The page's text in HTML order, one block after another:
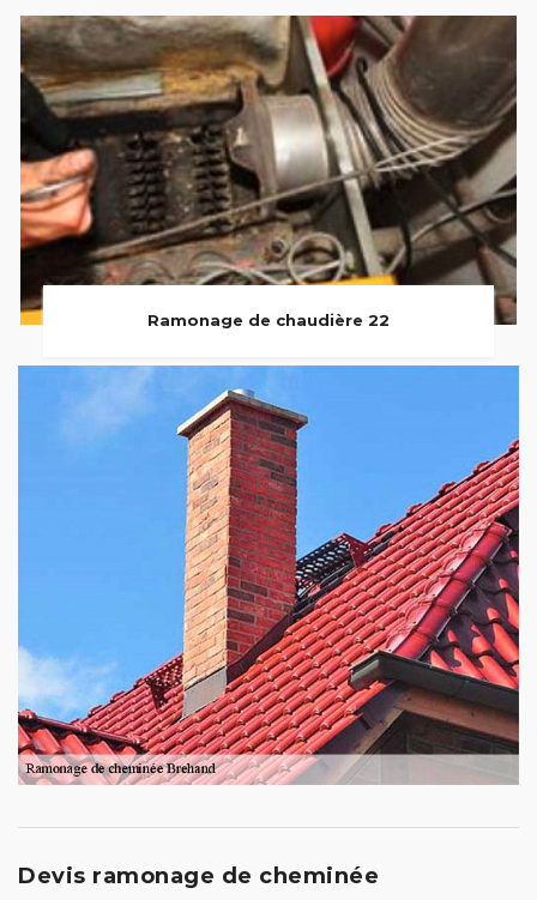
Ramonage de chaudière 22
Devis ramonage de cheminée